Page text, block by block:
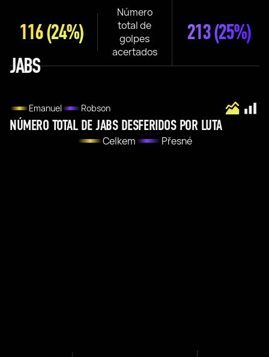
116(24%)
Número
total de
golpes
acertados
213(25%)
JABS
Emanuel Robson
NÚMERO TOTAL DE JABS DESFERIDOS POR LUTA
Celkem Přesné